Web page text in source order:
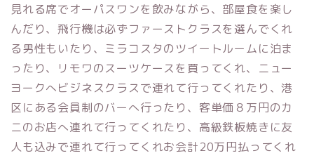
見れる席でオーパスワンを飲みながら、部屋食を楽し
んだり、飛行機は必ずファーストクラスを選んでくれ
る男性もいたり、ミラコスタのツイートルームに泊ま
ったり、リモワのスーツケースを買ってくれ、ニュー
ヨークへビジネスクラスで連れて行ってくれたり、港
区にある会員制のバーへ行ったり、客単価８万円のカ
ニのお店へ連れて行ってくれたり、高級鉄板焼きに友
人も込みで連れて行ってくれお会計20万円払ってくれ